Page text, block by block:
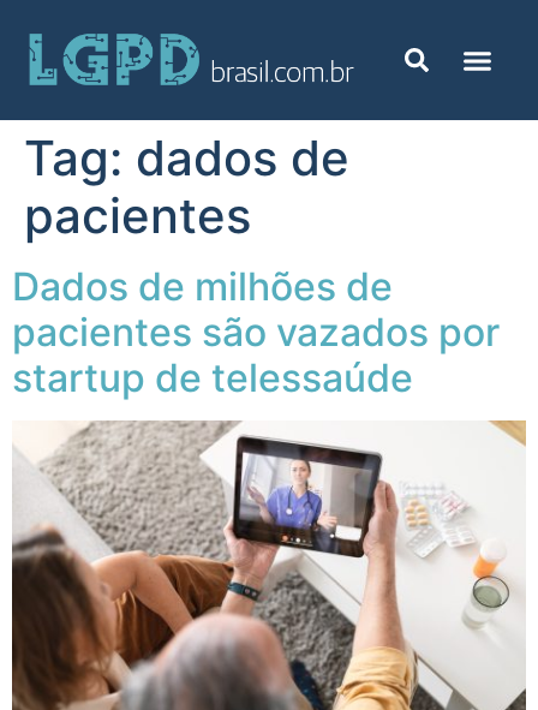
Tag: dados de
pacientes
Dados de milhões de
pacientes são vazados por
startup de telessaúde